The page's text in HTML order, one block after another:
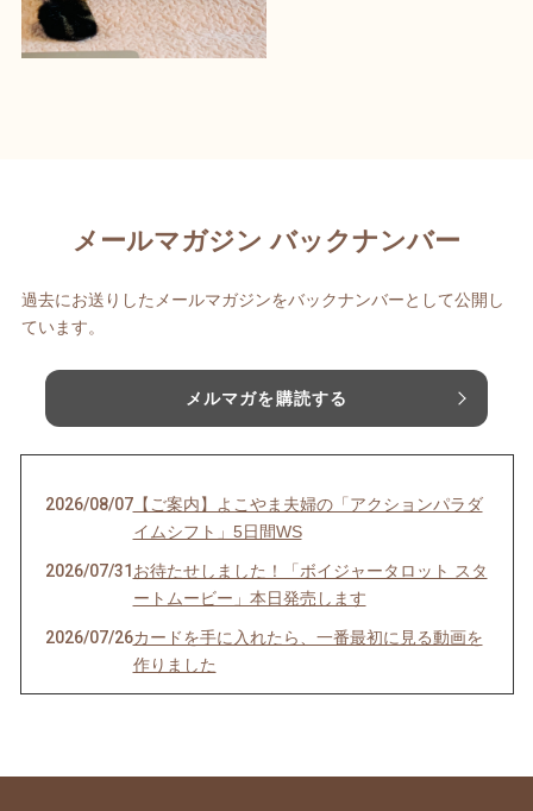
メールマガジン バックナンバー
過去にお送りしたメールマガジンをバックナンバーとして公開し
ています。
メルマガを購読する
2026/08/07【ご案内】よこやま夫婦の「アクションパラダ
イムシフト」5日間WS
2026/07/31お待たせしました！「ボイジャータロット スタ
ートムービー」本日発売します
2026/07/26カードを手に入れたら、一番最初に見る動画を
作りました